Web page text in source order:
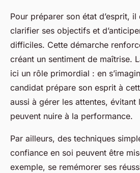
Pour préparer son état d’esprit,
clarifier ses objectifs et
difficiles. Cette démarche
créant un sentiment de maîtrise.
ici un rôle primordial : en
candidat prépare son esprit à
aussi à gérer les attentes, évitant
peuvent nuire à la performance.
Par ailleurs, des techniques
confiance en soi peuvent être
exemple, se remémorer ses